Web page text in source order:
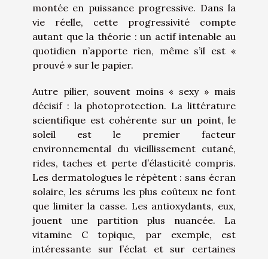
montée en puissance progressive. Dans la
vie réelle, cette progressivité compte
autant que la théorie : un actif intenable au
quotidien n’apporte rien, même s’il est «
prouvé » sur le papier.
Autre pilier, souvent moins « sexy » mais
décisif : la photoprotection. La littérature
scientifique est cohérente sur un point, le
soleil est le premier facteur
environnemental du vieillissement cutané,
rides, taches et perte d’élasticité compris.
Les dermatologues le répètent : sans écran
solaire, les sérums les plus coûteux ne font
que limiter la casse. Les antioxydants, eux,
jouent une partition plus nuancée. La
vitamine C topique, par exemple, est
intéressante sur l’éclat et sur certaines